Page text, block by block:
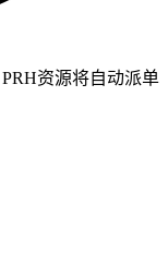
资源将自动派单